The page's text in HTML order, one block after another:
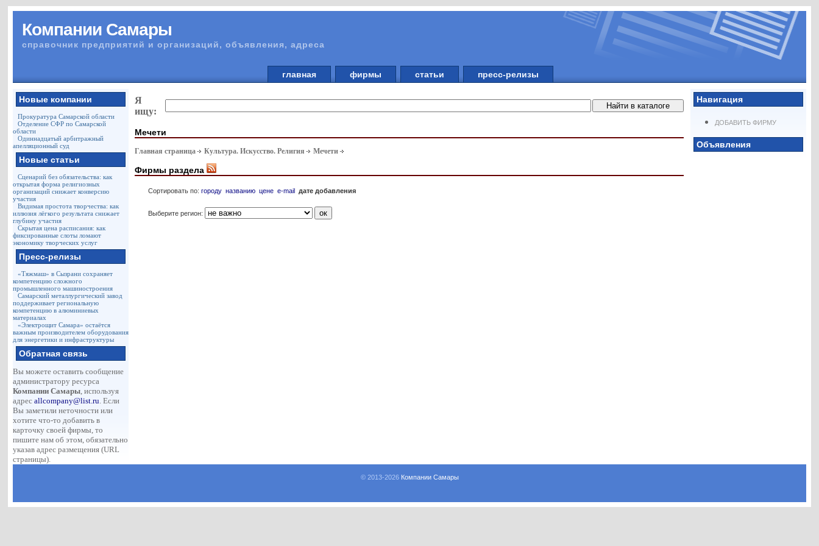
Компании Самары
справочник предприятий и организаций, объявления, адреса
главная фирмы статьи пресс-релизы
Новые компании
Прокуратура Самарской области
Отделение СФР по Самарской
области
Одиннадцатый арбитражный
апелляционный суд
Новые статьи
Сценарий без обязательства: как
открытая форма религиозных
организаций снижает конверсию
участия
Видимая простота творчества: как
иллюзия лёгкого результата снижает
глубину участия
Скрытая цена расписания: как
фиксированные слоты ломают
экономику творческих услуг
Пресс-релизы
«Тяжмаш» в Сызрани сохраняет
компетенцию сложного
промышленного машиностроения
Самарский металлургический завод
поддерживает региональную
компетенцию в алюминиевых
материалах
«Электрощит Самара» остаётся
важным производителем оборудования
для энергетики и инфраструктуры
Обратная связь
Вы можете оставить сообщение
администратору ресурса
Компании Самары, используя
адресallcompany@list.ru. Если
Вы заметили неточности или
хотите что-то добавить в
карточку своей фирмы, то
пишите нам об этом, обязательно
указав адрес размещения (URL
страницы).
Навигация
ДОБАВИТЬ ФИРМУ
Объявления
Я
ищу:
Мечети
Главная страница Культура. Искусство. Религия Мечети
Фирмы раздела
Сортировать по:городу названию цене e-mail дате добавления
Выберите регион:
© 2013-2026 Компании Самары